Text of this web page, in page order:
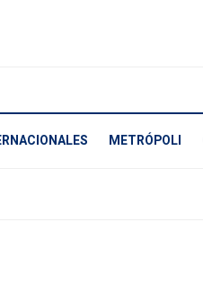
METRÓPOLI